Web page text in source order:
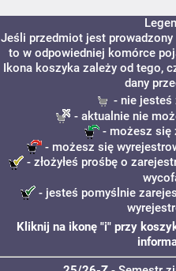
Jeśli przedmiot jest prowadzony
to w odpowiedniej komórce
Ikona koszyka zależy od tego,
dany
- nie jesteś
- aktualnie nie
- możesz się
- możesz się
- złożyłeś prośbę o
- jesteś pomyślnie
Kliknij na ikonę "i" przy